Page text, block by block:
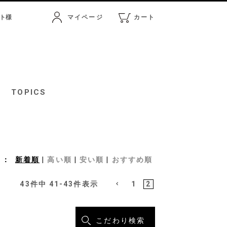
様 マイページ カート
TOPICS
新着順 高い順 安い順 おすすめ順
43件中 41 - 43件表示 1 2
こだわり検索